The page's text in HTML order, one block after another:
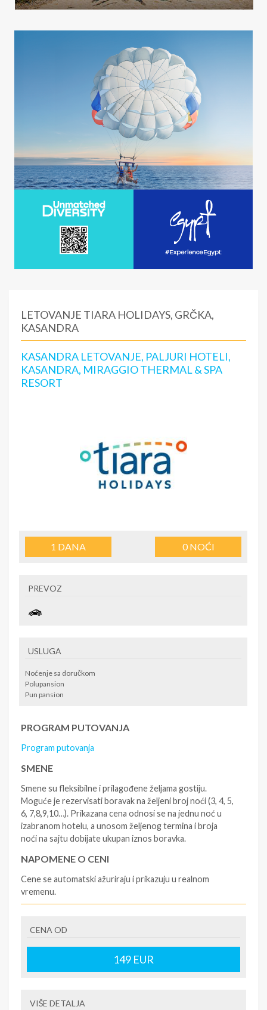
LETOVANJE TIARA HOLIDAYS, GRČKA,
KASANDRA
KASANDRA LETOVANJE, PALJURI HOTELI,
KASANDRA, MIRAGGIO THERMAL & SPA
RESORT
1 DANA 0NOĆI
PREVOZ
USLUGA
Noćenje sa doručkom
Polupansion
Pun pansion
PROGRAM PUTOVANJA
Program putovanja
SMENE
Smene su fleksibilne i prilagođene željama gostiju.
Moguće je rezervisati boravak na željeni broj noći (3, 4, 5,
6, 7,8,9,10…). Prikazana cena odnosi se na jednu noć u
izabranom hotelu, a unosom željenog termina i broja
noći na sajtu dobijate ukupan iznos boravka.
NAPOMENE O CENI
Cene se automatski ažuriraju i prikazuju u realnom
vremenu.
- rezervisane i potvrđene usluge u izabranoj smeštajnoj
jedinici prema opisu - korišćenje hotelskih sadržaja
prema opisu - uslugu rezervacije - organizaciju
putovanja.
CENA OD
149 EUR
VIŠE DETALJA